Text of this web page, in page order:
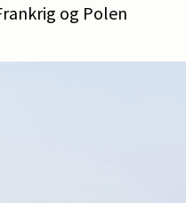
og Polen